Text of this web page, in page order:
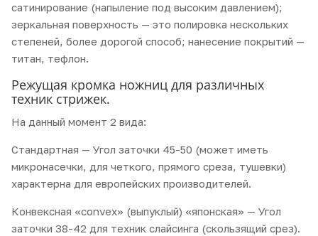
сатинирование (напыление под высоким давлением);
зеркальная поверхность — это полировка нескольких
степеней, более дорогой способ; нанесение покрытий —
титан, тефлон.
Режущая кромка ножниц для различных
техник стрижек.
На данный момент 2 вида:
Стандартная — Угол заточки 45-50 (может иметь
микронасечки, для четкого, прямого среза, тушевки)
характерна для европейских производителей.
Конвексная «сonvex» (выпуклый) «японская» — Угол
заточки 38-42 для техник слайсинга (скользящий срез).